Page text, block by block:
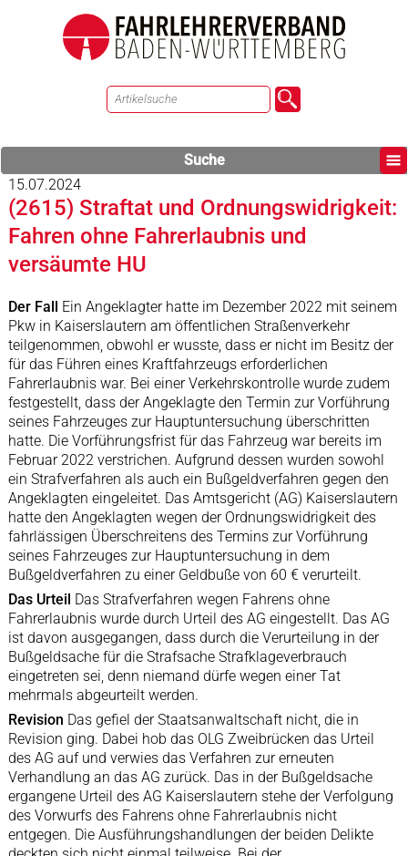
Suche
15.07.2024
(2615) Straftat und Ordnungswidrigkeit:
Fahren ohne Fahrerlaubnis und
versäumte HU
Der Fall Ein Angeklagter hatte im Dezember 2022 mit seinem
Pkw in Kaiserslautern am öffentlichen Straßenverkehr
teilgenommen, obwohl er wusste, dass er nicht im Besitz der
für das Führen eines Kraftfahrzeugs erforderlichen
Fahrerlaubnis war. Bei einer Verkehrskontrolle wurde zudem
festgestellt, dass der Angeklagte den Termin zur Vorführung
seines Fahrzeuges zur Hauptuntersuchung überschritten
hatte. Die Vorführungsfrist für das Fahrzeug war bereits im
Februar 2022 verstrichen. Aufgrund dessen wurden sowohl
ein Strafverfahren als auch ein Bußgeldverfahren gegen den
Angeklagten eingeleitet. Das Amtsgericht (AG) Kaiserslautern
hatte den Angeklagten wegen der Ordnungswidrigkeit des
fahrlässigen Überschreitens des Termins zur Vorführung
seines Fahrzeuges zur Hauptuntersuchung in dem
Bußgeldverfahren zu einer Geldbuße von 60 € verurteilt.
Das Urteil Das Strafverfahren wegen Fahrens ohne
Fahrerlaubnis wurde durch Urteil des AG eingestellt. Das AG
ist davon ausgegangen, dass durch die Verurteilung in der
Bußgeldsache für die Strafsache Strafklageverbrauch
eingetreten sei, denn niemand dürfe wegen einer Tat
mehrmals abgeurteilt werden.
Revision Das gefiel der Staatsanwaltschaft nicht, die in
Revision ging. Dabei hob das OLG Zweibrücken das Urteil
des AG auf und verwies das Verfahren zur erneuten
Verhandlung an das AG zurück. Das in der Bußgeldsache
ergangene Urteil des AG Kaiserslautern stehe der Verfolgung
des Vorwurfs des Fahrens ohne Fahrerlaubnis nicht
entgegen. Die Ausführungshandlungen der beiden Delikte